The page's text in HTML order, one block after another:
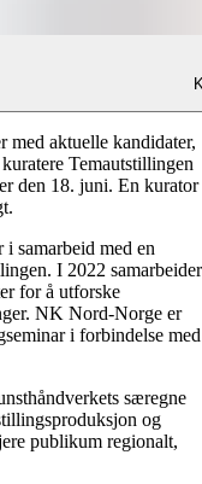
med aktuelle kandidater,
Temautstillingen
den 18. juni. En kurator
samarbeid med en
I 2022 samarbeider
for å utforske
NK Nord-Norge er
i forbindelse med
særegne
og
publikum regionalt,